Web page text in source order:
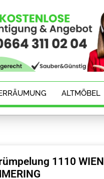
ALTMÖBEL
1110 WIEN